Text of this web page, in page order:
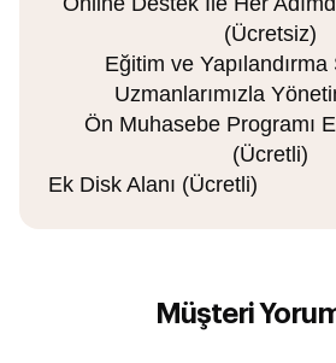
(Ücretsiz)
Eğitim ve
Uzmanlarımızla
Ön Muhasebe Programı
(Ücretli)
Ek Disk Alanı (Ücretli)
Müşteri